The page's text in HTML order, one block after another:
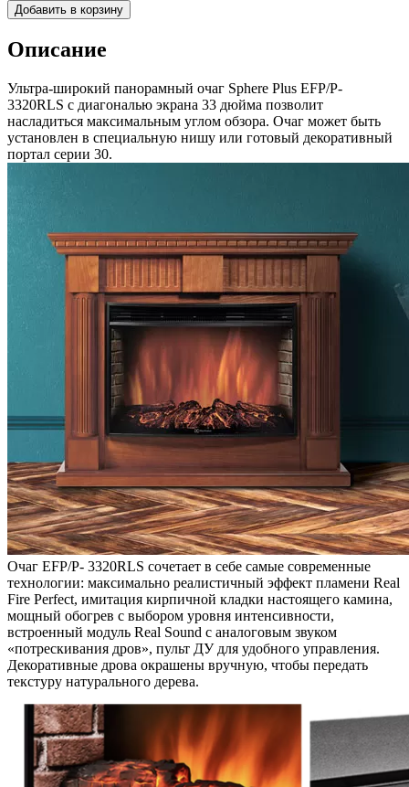
Добавить в корзину
Описание
Ультра-широкий панорамный очаг Sphere Plus EFP/P-
3320RLS с диагональю экрана 33 дюйма позволит
насладиться максимальным углом обзора. Очаг может быть
установлен в специальную нишу или готовый декоративный
портал серии 30.
Очаг EFP/P- 3320RLS сочетает в себе самые современные
технологии: максимально реалистичный эффект пламени Real
Fire Perfect, имитация кирпичной кладки настоящего камина,
мощный обогрев с выбором уровня интенсивности,
встроенный модуль Real Sound с аналоговым звуком
«потрескивания дров», пульт ДУ для удобного управления.
Декоративные дрова окрашены вручную, чтобы передать
текстуру натурального дерева.